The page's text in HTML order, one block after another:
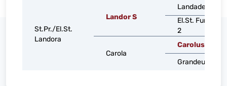
St.Pr./El.St.
Landora
Landor S
Carola
Landadel
El.St. Fureida
2
Carolus
Grandeuse G